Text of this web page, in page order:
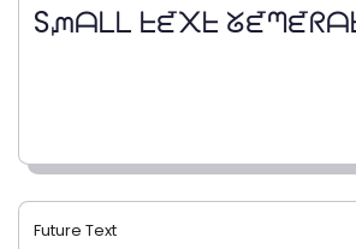
Sᘻᗩᒪᒪ ᖶᘿ᙭ᖶ
Future Text